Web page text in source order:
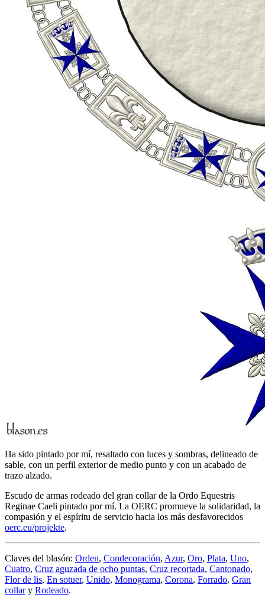
Ha sido pintado por mí, resaltado con luces y sombras, delineado de
sable, con un perfil exterior de medio punto y con un acabado de
trazo alzado.
Escudo de armas rodeado del gran collar de la Ordo Equestris
Reginae Caeli pintado por mí. La OERC promueve la solidaridad, la
compasión y el espíritu de servicio hacia los más desfavorecidos
oerc.eu/projekte.
Claves del blasón: Orden, Condecoración, Azur, Oro, Plata, Uno,
Cuatro, Cruz aguzada de ocho puntas, Cruz recortada, Cantonado,
Flor de lis, En sotuer, Unido, Monograma, Corona, Forrado, Gran
collary Rodeado.